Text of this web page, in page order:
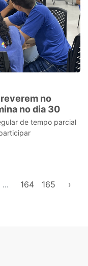
no
no dia 30
de tempo parcial
... 164 165 ›